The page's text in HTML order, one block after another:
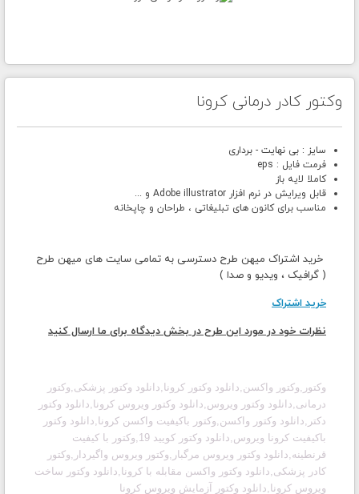
وکتور کادر درمانی کرونا
سایز : بی نهایت - برداری
فرمت فایل : eps
کاملا لایه باز
قابل ویرایش در نرم افزار Adobe illustrator و ...
مناسب برای کانون های تبلیغاتی ، طراحان و چاپخانه
خرید اشتراک میهن طرح دسترسی به تمامی سایت های میهن طرح
( گرافیک ، ویدیو و صدا )
خرید اشتراک
نظرات خود در مورد این طرح در بخش دیدگاه برای ما ارسال کنید
وکتور,وکتور واکسن,دانلود وکتور کرونا,دانلود وکتور پزشکی,وکتور
درمانی,دانلود وکتور ویروس,دانلود وکتور ویروس کرونا,دانلود وکتور
دکتر,دانلود وکتور واکسن,وکتور باکیفیت واکسن کرونا,دانلود وکتور
باکیفیت کرونا ویروس,دانلود وکتور کویید 19,وکتور با کیفیت
قرنطینه,دانلود وکتور ویروس مرگبار,وکتور ویروس واگیردار,وکتور
کادر پزشکی,دانلود وکتور واکسن مقابله با کرونا,دانلود وکتور ساخت
ویروس کرونا,دانلود وکتور آزمایش ویروس کرونا